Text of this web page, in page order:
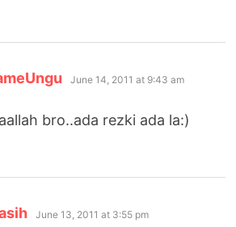
says:
June 14, 2011 at 9:43 am
bro..ada rezki ada la:)
says:
June 13, 2011 at 3:55 pm